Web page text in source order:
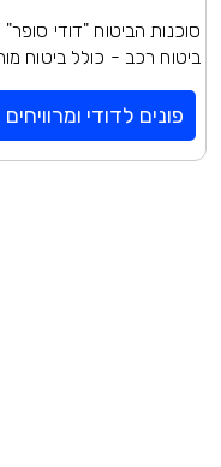
סוכנות הביטוח "דודי
ביטוח רכב - כולל ביטוח
פונים לדודי